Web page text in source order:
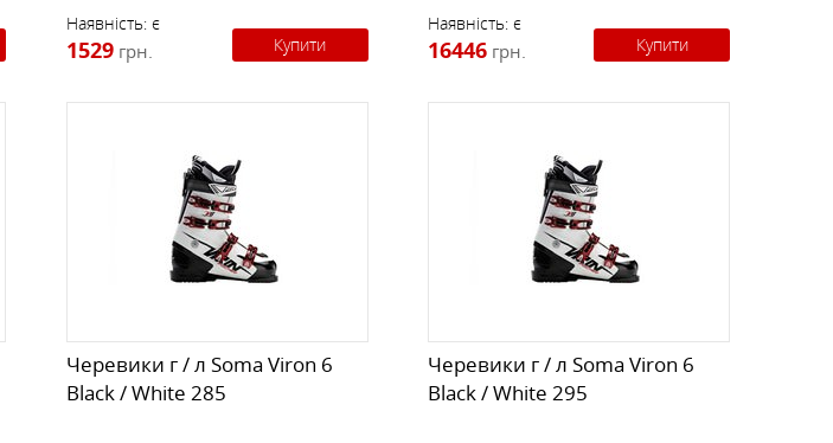
Наявність: є
1529 грн. Купити
Наявність: є
16446 грн. Купити
Черевики г / л Soma Viron 6
Black / White 285
Черевики г / л Soma Viron 6
Black / White 295